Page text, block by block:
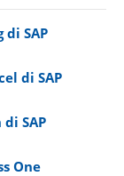
SAP
di SAP
SAP
One